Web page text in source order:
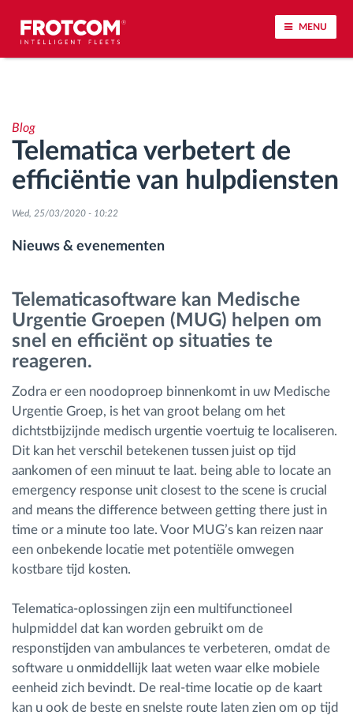
MENU
Rijgedrag analyse
Controle van rijtijden
Personeelsbeheer
Toegangsbeheer
Brandstofbeheer
Routeplanning en -monitoring
Automatische bestuurdersidentificatie
Ontdek alle functies
Hoe we de noden van elke vlootactiviteit
Besparingscalculator
Blog
Telematica verbetert de
efficiëntie van hulpdiensten
Wed, 25/03/2020 - 10:22
Nieuws & evenementen
Telematicasoftware kan Medische
Urgentie Groepen (MUG) helpen om
snel en efficiënt op situaties te
reageren.
Zodra er een noodoproep binnenkomt in uw Medische
Urgentie Groep, is het van groot belang om het
dichtstbijzijnde medisch urgentie voertuig te localiseren.
Dit kan het verschil betekenen tussen juist op tijd
aankomen of een minuut te laat. being able to locate an
emergency response unit closest to the scene is crucial
and means the difference between getting there just in
time or a minute too late. Voor MUG’s kan reizen naar
een onbekende locatie met potentiële omwegen
kostbare tijd kosten.
Telematica-oplossingen zijn een multifunctioneel
hulpmiddel dat kan worden gebruikt om de
responstijden van ambulances te verbeteren, omdat de
software u onmiddellijk laat weten waar elke mobiele
eenheid zich bevindt. De real-time locatie op de kaart
kan u ook de beste en snelste route laten zien om op tijd